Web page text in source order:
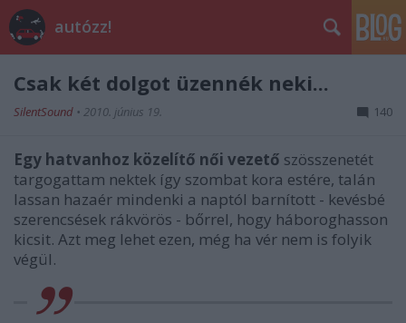
autózz!
Csak két dolgot üzennék neki...
SilentSound • 2010. június 19. 140
Egy hatvanhoz közelítő női vezető szösszenetét
targogattam nektek így szombat kora estére, talán
lassan hazaér mindenki a naptól barnított - kevésbé
szerencsések rákvörös - bőrrel, hogy háboroghasson
kicsit. Azt meg lehet ezen, még ha vér nem is folyik
végül.